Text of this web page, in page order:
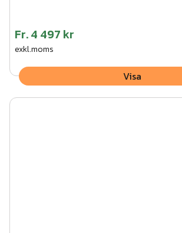
Fr.4 497 kr
exkl.moms
Visa